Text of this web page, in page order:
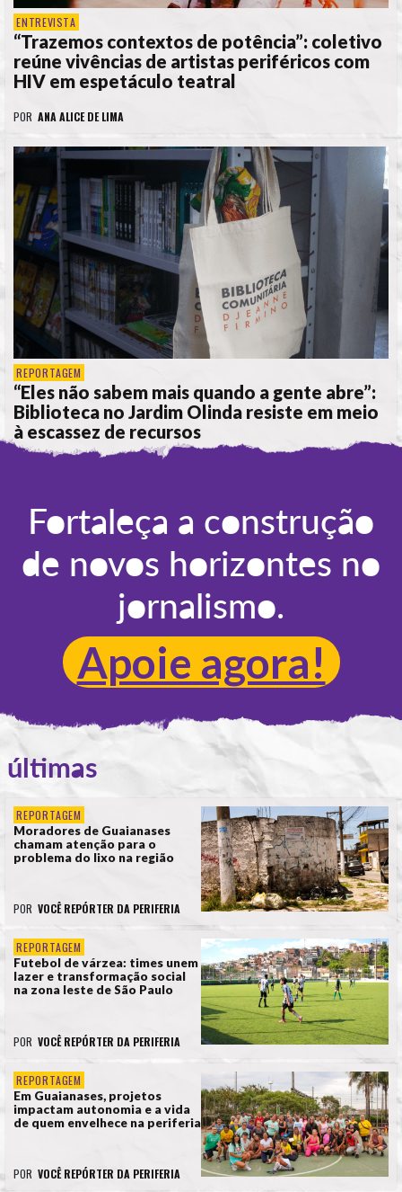
ENTREVISTA
“Trazemos contextos de potência”: coletivo
reúne vivências de artistas periféricos com
HIV em espetáculo teatral
POR ANA ALICE DE LIMA
REPORTAGEM
“Eles não sabem mais quando a gente abre”:
Biblioteca no Jardim Olinda resiste em meio
à escassez de recursos
Fortaleça a construção
de novos horizontes no
jornalismo.
Apoie agora!
últimas
REPORTAGEM
Moradores de Guaianases
chamam atenção para o
problema do lixo na região
POR VOCÊ REPÓRTER DA PERIFERIA
REPORTAGEM
Futebol de várzea: times unem
lazer e transformação social
na zona leste de São Paulo
POR VOCÊ REPÓRTER DA PERIFERIA
REPORTAGEM
Em Guaianases, projetos
impactam autonomia e a vida
de quem envelhece na periferia
POR VOCÊ REPÓRTER DA PERIFERIA